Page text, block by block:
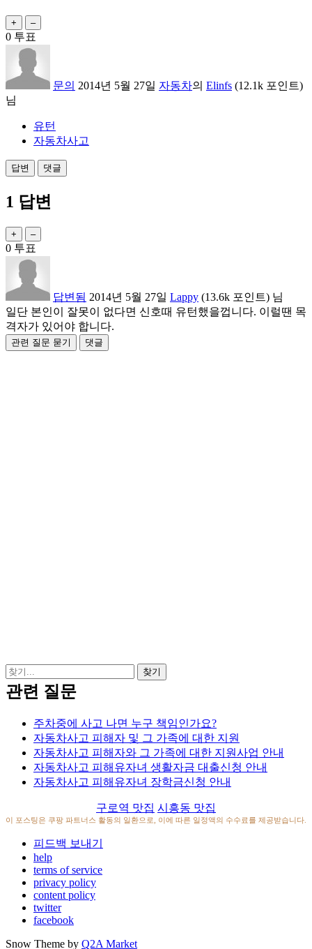
0 투표
문의 2014년 5월 27일 자동차의 Elinfs (12.1k 포인트)
님
유턴
자동차사고
1 답변
0 투표
답변됨 2014년 5월 27일 Lappy (13.6k 포인트) 님
일단 본인이 잘못이 없다면 신호때 유턴했을껍니다. 이럴땐 목
격자가 있어야 합니다.
관련 질문
주차중에 사고 나면 누구 책임인가요?
자동차사고 피해자 및 그 가족에 대한 지원
자동차사고 피해자와 그 가족에 대한 지원사업 안내
자동차사고 피해유자녀 생활자금 대출신청 안내
자동차사고 피해유자녀 장학금신청 안내
구로역 맛집 시흥동 맛집
이 포스팅은 쿠팡 파트너스 활동의 일환으로, 이에 따른 일정액의 수수료를 제공받습니다.
피드백 보내기
help
terms of service
privacy policy
content policy
twitter
facebook
Snow Theme by Q2A Market